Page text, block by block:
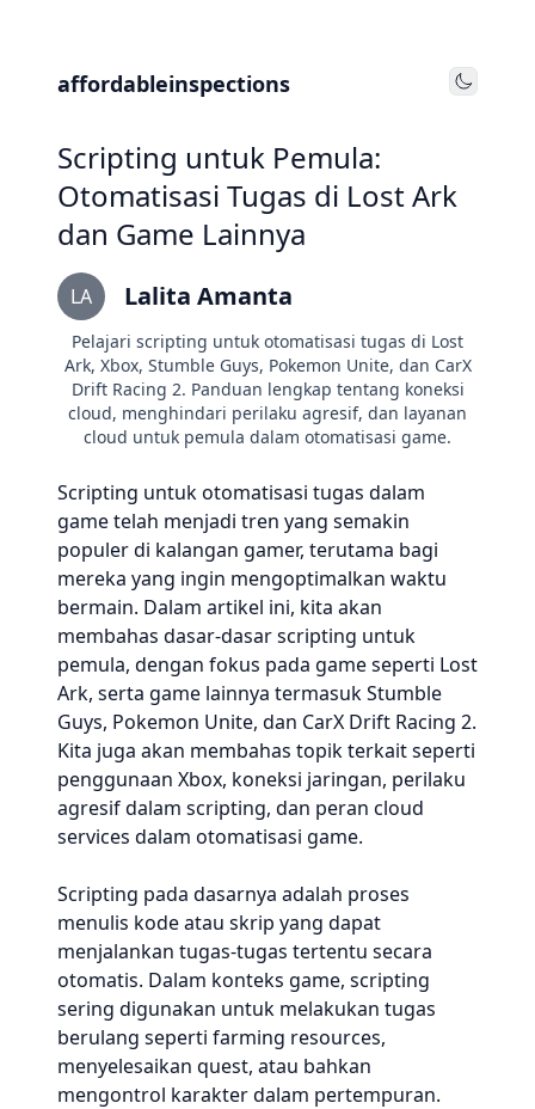
affordableinspections Toggle
Scripting untuk Pemula:
Otomatisasi Tugas di Lost Ark
dan Game Lainnya
LA Lalita Amanta
Pelajari scripting untuk otomatisasi tugas di Lost
Ark, Xbox, Stumble Guys, Pokemon Unite, dan CarX
Drift Racing 2. Panduan lengkap tentang koneksi
cloud, menghindari perilaku agresif, dan layanan
cloud untuk pemula dalam otomatisasi game.
Scripting untuk otomatisasi tugas dalam
game telah menjadi tren yang semakin
populer di kalangan gamer, terutama bagi
mereka yang ingin mengoptimalkan waktu
bermain. Dalam artikel ini, kita akan
membahas dasar-dasar scripting untuk
pemula, dengan fokus pada game seperti Lost
Ark, serta game lainnya termasuk Stumble
Guys, Pokemon Unite, dan CarX Drift Racing 2.
Kita juga akan membahas topik terkait seperti
penggunaan Xbox, koneksi jaringan, perilaku
agresif dalam scripting, dan peran cloud
services dalam otomatisasi game.
Scripting pada dasarnya adalah proses
menulis kode atau skrip yang dapat
menjalankan tugas-tugas tertentu secara
otomatis. Dalam konteks game, scripting
sering digunakan untuk melakukan tugas
berulang seperti farming resources,
menyelesaikan quest, atau bahkan
mengontrol karakter dalam pertempuran.